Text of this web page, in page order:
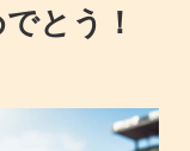
とう！